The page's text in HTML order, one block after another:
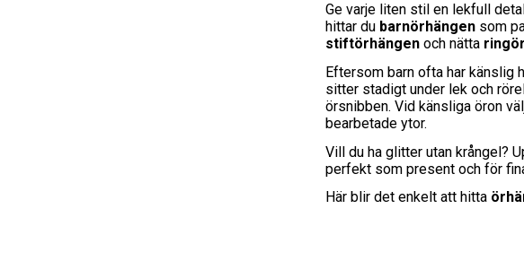
Ge varje liten stil en lekfull
hittar du barnörhängen som
stiftörhängen och nätta
Eftersom barn ofta har känslig
sitter stadigt under lek och
örsnibben. Vid känsliga öron
bearbetade ytor.
Vill du ha glitter utan krångel?
perfekt som present och för
Här blir det enkelt att hitta